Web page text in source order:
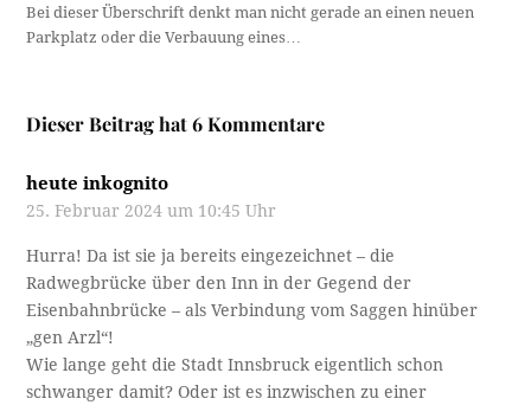
Bei dieser Überschrift denkt man nicht gerade an einen neuen
Parkplatz oder die Verbauung eines…
Dieser Beitrag hat 6 Kommentare
heute inkognito
25. Februar 2024 um 10:45 Uhr
Hurra! Da ist sie ja bereits eingezeichnet – die
Radwegbrücke über den Inn in der Gegend der
Eisenbahnbrücke – als Verbindung vom Saggen hinüber
„gen Arzl“!
Wie lange geht die Stadt Innsbruck eigentlich schon
schwanger damit? Oder ist es inzwischen zu einer